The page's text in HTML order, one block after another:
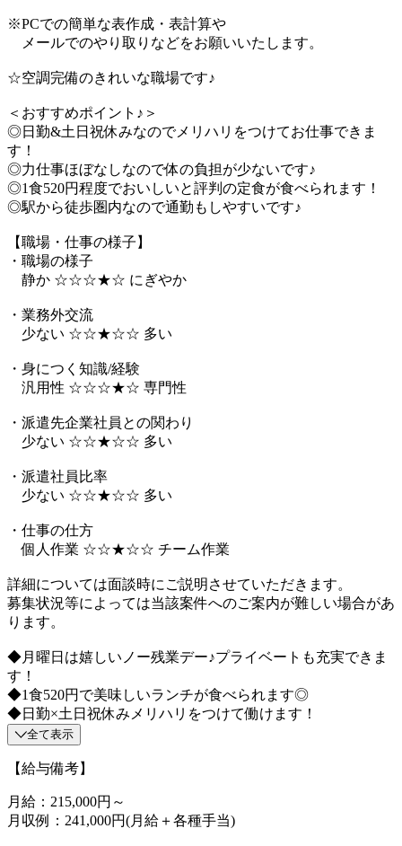
※PCでの簡単な表作成・表計算や
メールでのやり取りなどをお願いいたします。
☆空調完備のきれいな職場です♪
＜おすすめポイント♪＞
◎日勤&土日祝休みなのでメリハリをつけてお仕事できま
す！
◎力仕事ほぼなしなので体の負担が少ないです♪
◎1食520円程度でおいしいと評判の定食が食べられます！
◎駅から徒歩圏内なので通勤もしやすいです♪
【職場・仕事の様子】
・職場の様子
静か ☆☆☆★☆ にぎやか
・業務外交流
少ない ☆☆★☆☆ 多い
・身につく知識/経験
汎用性 ☆☆☆★☆ 専門性
・派遣先企業社員との関わり
少ない ☆☆★☆☆ 多い
・派遣社員比率
少ない ☆☆★☆☆ 多い
・仕事の仕方
個人作業 ☆☆★☆☆ チーム作業
詳細については面談時にご説明させていただきます。
募集状況等によっては当該案件へのご案内が難しい場合があ
ります。
◆月曜日は嬉しいノー残業デー♪プライベートも充実できま
す！
◆1食520円で美味しいランチが食べられます◎
◆日勤×土日祝休みメリハリをつけて働けます！
全て表示
【給与備考】
月給：215,000円～
月収例：241,000円(月給＋各種手当)